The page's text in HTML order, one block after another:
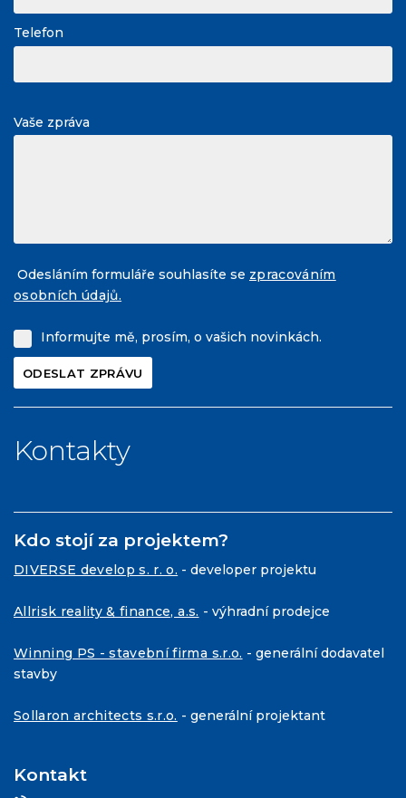
Telefon
Vaše zpráva
Odesláním formuláře souhlasíte se zpracováním
osobních údajů.
Informujte mě, prosím, o vašich novinkách.
Kontakty
Kdo stojí za projektem?
DIVERSE develop s. r. o. - developer projektu
Allrisk reality & finance, a.s. - výhradní prodejce
Winning PS - stavební firma s.r.o. - generální dodavatel
stavby
Sollaron architects s.r.o. - generální projektant
Kontakt